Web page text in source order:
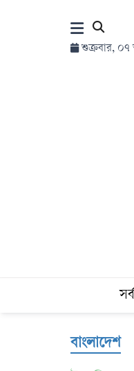
শুক্রবার, ০৭
বাংলাদেশ